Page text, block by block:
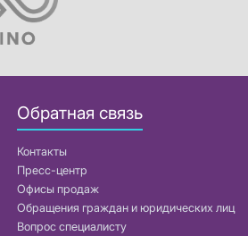
Обратная связь
Контакты
Пресс-центр
Офисы продаж
Обращения граждан и юридических лиц
Вопрос специалисту